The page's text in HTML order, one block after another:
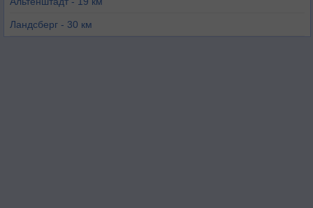
Ландсберг - 30 км